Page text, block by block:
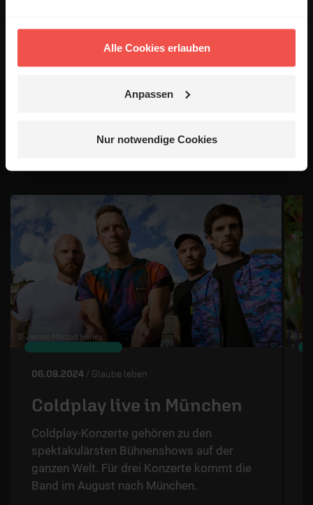
Alle Cookies erlauben
Anpassen
Nur notwendige Cookies
© James Marcus Haney
06.08.2024 / Glaube leben
Coldplay live in München
Coldplay-Konzerte gehören zu den
spektakulärsten Bühnenshows auf der
ganzen Welt. Für drei Konzerte kommt die
Band im August nach München.
©
1 / 4